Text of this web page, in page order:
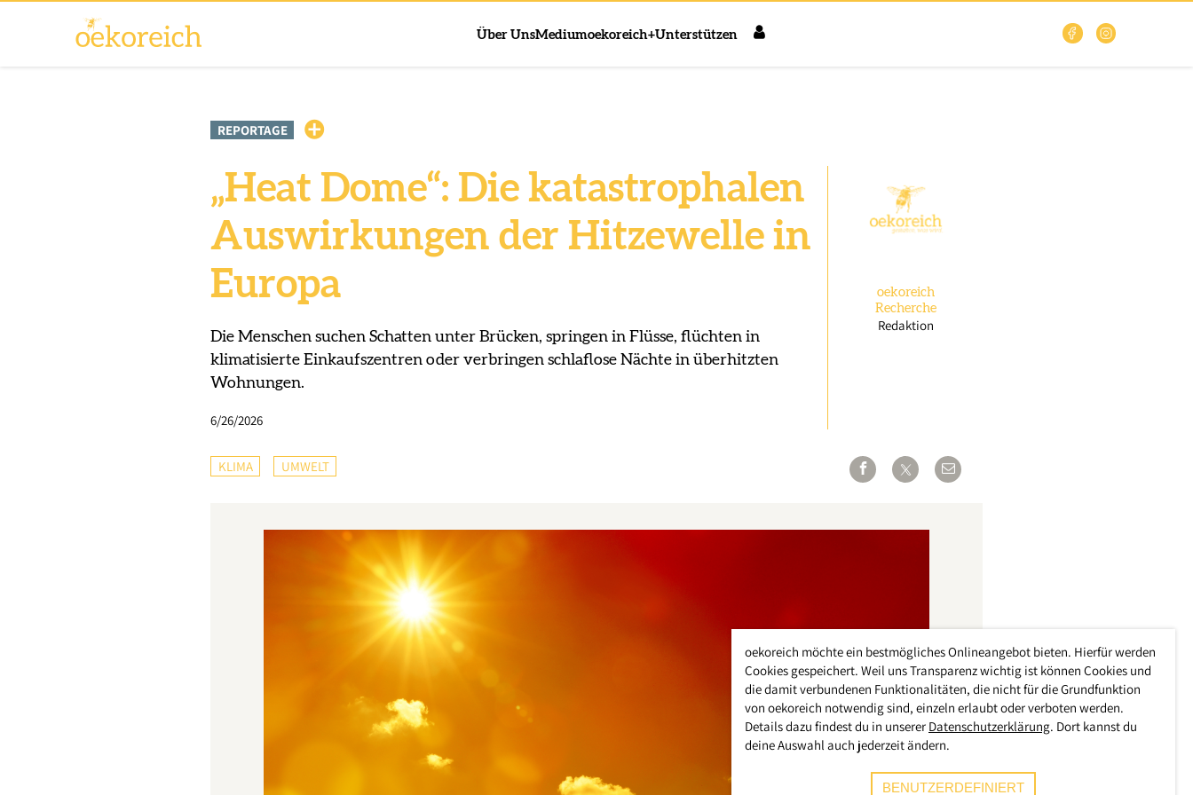
Über UnsMediumoekoreich+Unterstützen
REPORTAGE
„Heat Dome“: Die katastrophalen
Auswirkungen der Hitzewelle in
Europa
Die Menschen suchen Schatten unter Brücken, springen in Flüsse, flüchten in
klimatisierte Einkaufszentren oder verbringen schlaflose Nächte in überhitzten
Wohnungen.
6/26/2026
oekoreich
Recherche
Redaktion
KLIMA UMWELT
oekoreich möchte ein bestmögliches Onlineangebot bieten. Hierfür werden
Cookies gespeichert. Weil uns Transparenz wichtig ist können Cookies und
die damit verbundenen Funktionalitäten, die nicht für die Grundfunktion
von oekoreich notwendig sind, einzeln erlaubt oder verboten werden.
Details dazu findest du in unserer Datenschutzerklärung. Dort kannst du
deine Auswahl auch jederzeit ändern.
BENUTZERDEFINIERT